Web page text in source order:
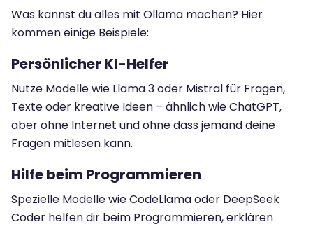
Was kannst du alles mit Ollama machen? Hier
kommen einige Beispiele:
Persönlicher KI-Helfer
Nutze Modelle wie Llama 3 oder Mistral für Fragen,
Texte oder kreative Ideen – ähnlich wie ChatGPT,
aber ohne Internet und ohne dass jemand deine
Fragen mitlesen kann.
Hilfe beim Programmieren
Spezielle Modelle wie CodeLlama oder DeepSeek
Coder helfen dir beim Programmieren, erklären